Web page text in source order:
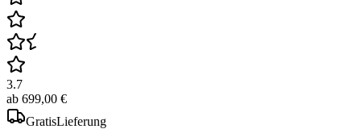
3.7
ab 699,00 €
GratisLieferung